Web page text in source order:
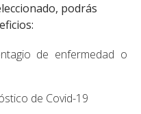
podrás
de enfermedad o
de Covid-19